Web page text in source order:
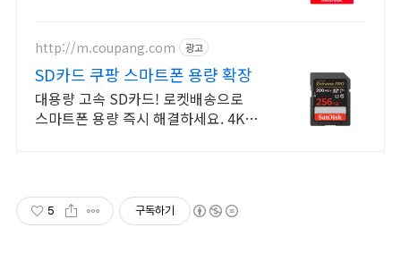
http://m.coupang.com 광고
SD카드 쿠팡 스마트폰 용량 확장
대용량 고속 SD카드! 로켓배송으로
스마트폰 용량 즉시 해결하세요. 4K
5 구독하기